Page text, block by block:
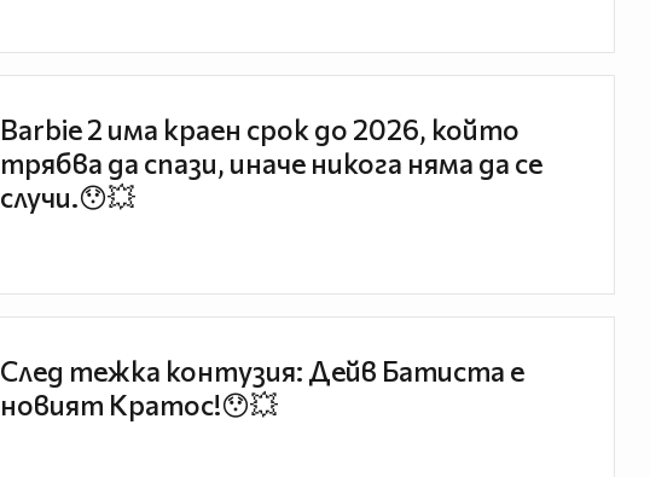
Barbie 2 има краен срок до 2026, който
трябва да спази, иначе никога няма да се
случи.😯💥
След тежка контузия: Дейв Батиста е
новият Кратос!😯💥